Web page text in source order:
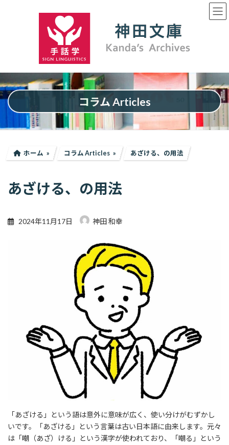
ッ
プ
移
動
コラム Articles
ホーム コラム Articles あざける、の用法
あざける、の用法
2024年11月17日 神田 和幸
「あざける」という語は意外に意味が広く、使い分けがむずかし
いです。「あざける」という言葉は古い日本語に由来します。元々
は「嘲（あざ）ける」という漢字が使われており、「嘲る」という